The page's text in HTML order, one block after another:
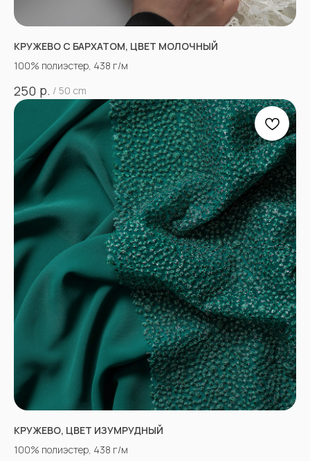
КРУЖЕВО С БАРХАТОМ, ЦВЕТ МОЛОЧНЫЙ
100% полиэстер, 438 г/м
250 р. / 50 cm
КРУЖЕВО, ЦВЕТ ИЗУМРУДНЫЙ
100% полиэстер, 438 г/м